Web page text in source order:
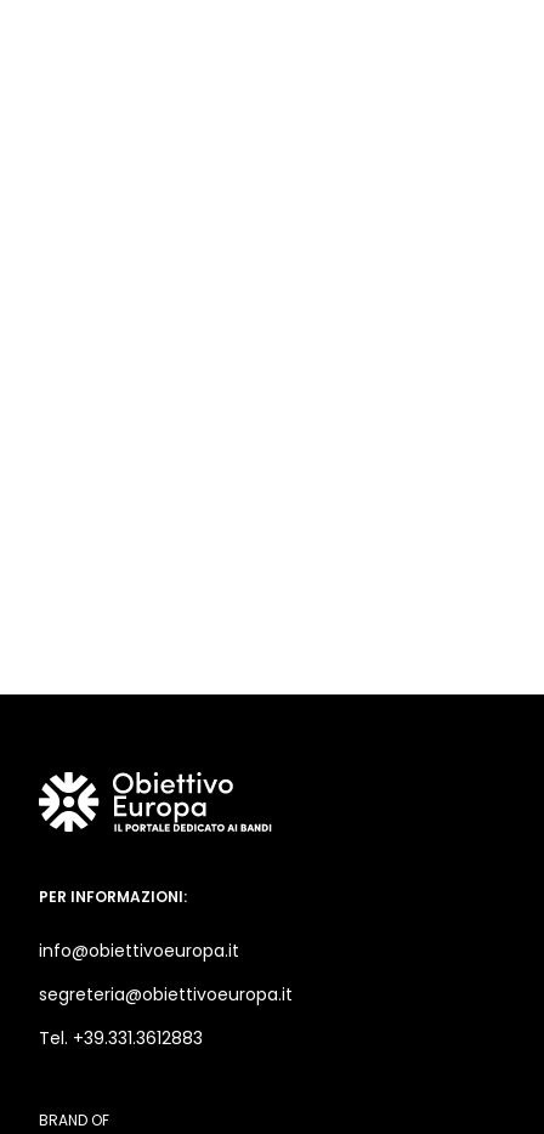
PER INFORMAZIONI:
info@obiettivoeuropa.it
segreteria@obiettivoeuropa.it
Tel. +39.331.3612883
BRAND OF